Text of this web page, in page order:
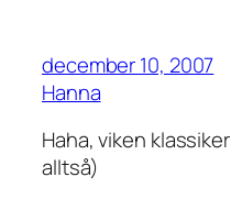
december 10, 2007
Hanna
Haha, viken
alltså)